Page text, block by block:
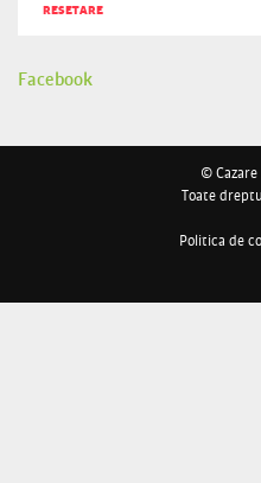
RESETARE
Facebook
©
Toate
Politica de